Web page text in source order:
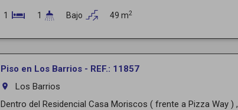
1 1 Bajo 49 m2
Piso en Los Barrios - REF.: 11857
room
Los Barrios
Dentro del Residencial Casa Moriscos ( frente a Pizza Way )